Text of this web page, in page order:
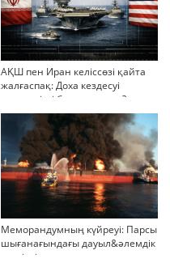
АҚШ пен Иран келіссөзі қайта
жалғаспақ: Доха кездесуі
шиеленісті бәсеңдете ме?
Меморандумның күйреуі: Парсы
шығанағындағы дауыл&әлемдік
тәртіптің сын сағаты соғып тұр